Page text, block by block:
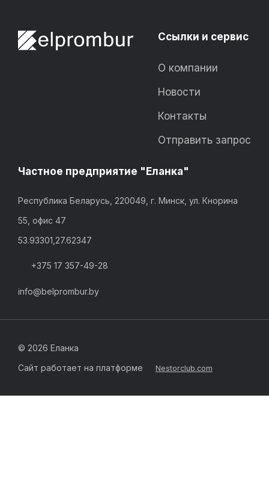
Ссылки и сервис
О компании
Новости
Контакты
Отправить запрос
Частное предприятие "Еланка"
Республика Беларусь, 220049, г. Минск, ул. Кнорина
55, офис 47
53.93301,27.62347
+375 17 357-49-28
info@belprombur.by
© 2026 Еланка
Сайт работает на платформе
Nestorclub.com